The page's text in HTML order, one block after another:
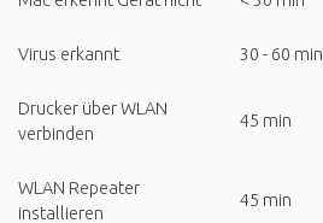
Virus erkannt 30 - 60 min
Drucker über WLAN
verbinden
45 min
WLAN Repeater
installieren
45 min